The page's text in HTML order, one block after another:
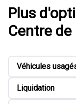
Plus
Centre
Véhicules
Liquidation